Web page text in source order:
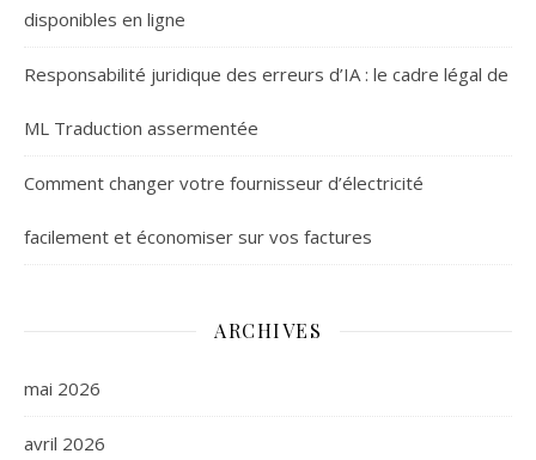
disponibles en ligne
Responsabilité juridique des erreurs d’IA : le cadre légal de
ML Traduction assermentée
Comment changer votre fournisseur d’électricité
facilement et économiser sur vos factures
ARCHIVES
mai 2026
avril 2026